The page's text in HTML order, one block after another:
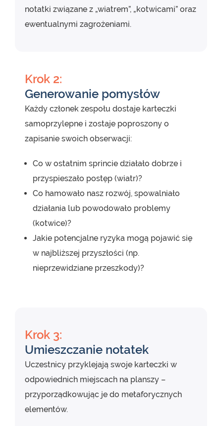
notatki związane z „wiatrem”, „kotwicami” oraz
ewentualnymi zagrożeniami.
Krok 2:
Generowanie pomysłów
Każdy członek zespołu dostaje karteczki
samoprzylepne i zostaje poproszony o
zapisanie swoich obserwacji:
Co w ostatnim sprincie działało dobrze i
przyspieszało postęp (wiatr)?
Co hamowało nasz rozwój, spowalniało
działania lub powodowało problemy
(kotwice)?
Jakie potencjalne ryzyka mogą pojawić się
w najbliższej przyszłości (np.
nieprzewidziane przeszkody)?
Krok 3:
Umieszczanie notatek
Uczestnicy przyklejają swoje karteczki w
odpowiednich miejscach na planszy –
przyporządkowując je do metaforycznych
elementów.